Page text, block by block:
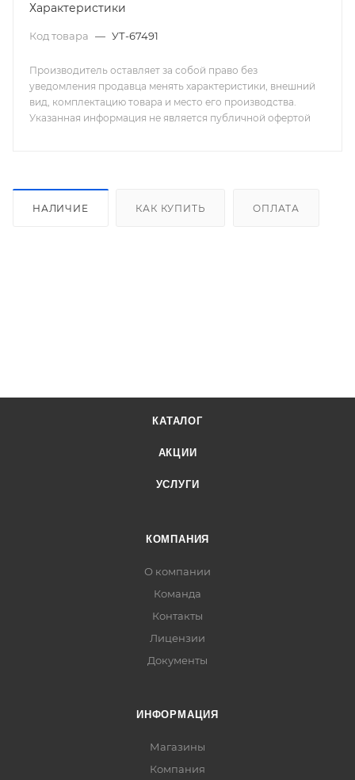
Характеристики
Код товара — УТ-67491
Производитель оставляет за собой право без
уведомления продавца менять характеристики, внешний
вид, комплектацию товара и место его производства.
Указанная информация не является публичной офертой
НАЛИЧИЕ КАК КУПИТЬ ОПЛАТА
КАТАЛОГ
АКЦИИ
УСЛУГИ
КОМПАНИЯ
О компании
Команда
Контакты
Лицензии
Документы
ИНФОРМАЦИЯ
Магазины
Компания